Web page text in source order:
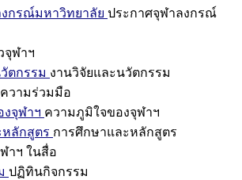
กรณ์มหาวิทยาลัย ประกาศจุฬาลงกรณ์
จุฬาฯ
ตกรรม งานวิจัยและนวัตกรรม
ความร่วมมือ
จุฬาฯ ความภูมิใจของจุฬาฯ
หลักสูตร การศึกษาและหลักสูตร
าฯ ในสื่อ
ปฏิทินกิจกรรม